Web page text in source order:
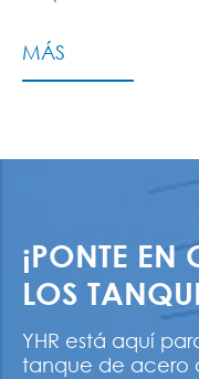
MÁS
¡PONTE
LOS
YHR está aquí
tanque de acero